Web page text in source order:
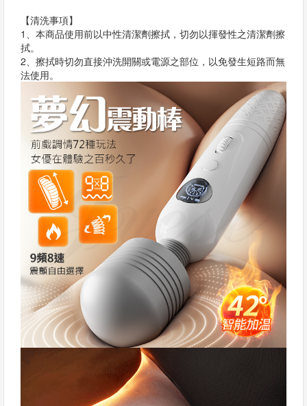
【清洗事項】
1、本商品使用前以中性清潔劑擦拭，切勿以揮發性之清潔劑擦
拭。
2、擦拭時切勿直接沖洗開關或電源之部位，以免發生短路而無
法使用。